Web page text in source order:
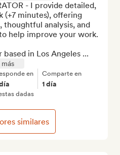
- I provide detailed,
(+7 minutes), offering
thoughtful analysis, and
help improve your work.
in Los Angeles ...
en Comparte en
1 día
dadas
similares